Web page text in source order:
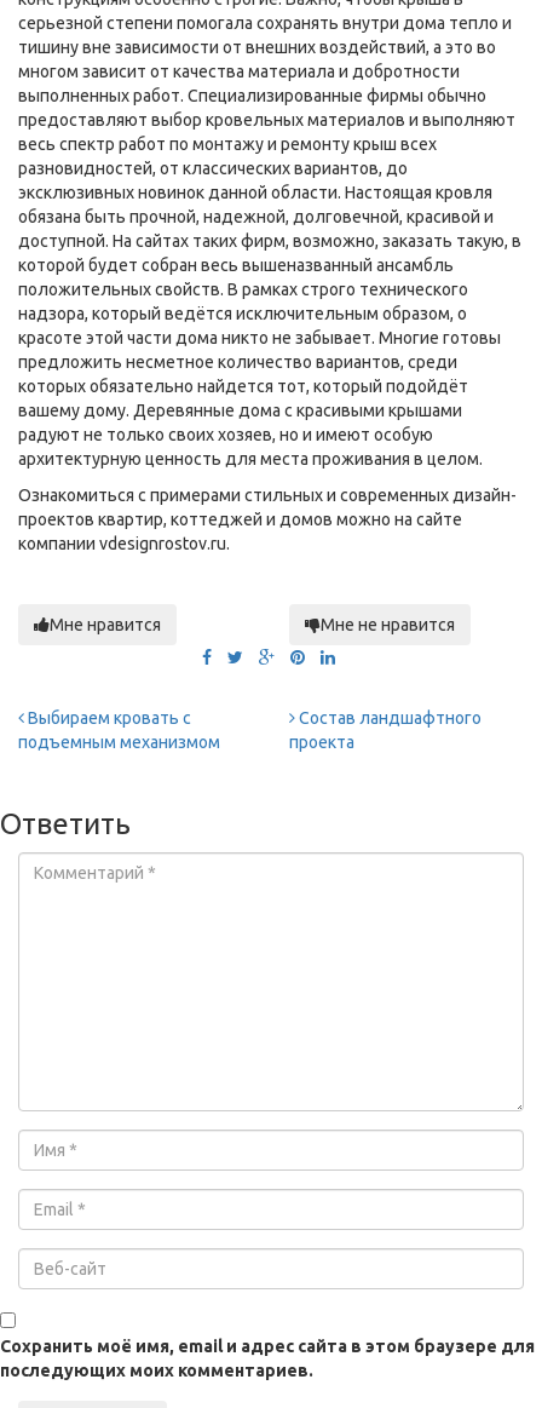
серьезной степени помогала сохранять внутри дома тепло и
тишину вне зависимости от внешних воздействий, а это во
многом зависит от качества материала и добротности
выполненных работ. Специализированные фирмы обычно
предоставляют выбор кровельных материалов и выполняют
весь спектр работ по монтажу и ремонту крыш всех
разновидностей, от классических вариантов, до
эксклюзивных новинок данной области. Настоящая кровля
обязана быть прочной, надежной, долговечной, красивой и
доступной. На сайтах таких фирм, возможно, заказать такую, в
которой будет собран весь вышеназванный ансамбль
положительных свойств. В рамках строго технического
надзора, который ведётся исключительным образом, о
красоте этой части дома никто не забывает. Многие готовы
предложить несметное количество вариантов, среди
которых обязательно найдется тот, который подойдёт
вашему дому. Деревянные дома с красивыми крышами
радуют не только своих хозяев, но и имеют особую
архитектурную ценность для места проживания в целом.
Ознакомиться с примерами стильных и современных дизайн-
проектов квартир, коттеджей и домов можно на сайте
компании vdesignrostov.ru.
Мне нравится Мне не нравится
Выбираем кровать с
подъемным механизмом
Состав ландшафтного
проекта
Ответить
Сохранить моё имя, email и адрес сайта в этом браузере для
последующих моих комментариев.